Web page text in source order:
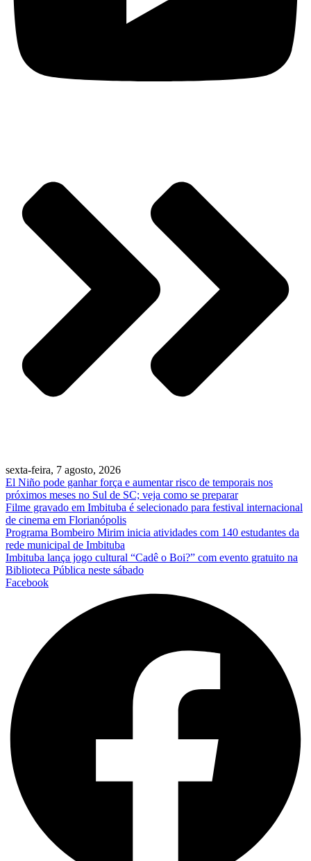
sexta-feira, 7 agosto, 2026
El Niño pode ganhar força e aumentar risco de temporais nos
próximos meses no Sul de SC; veja como se preparar
Filme gravado em Imbituba é selecionado para festival internacional
de cinema em Florianópolis
Programa Bombeiro Mirim inicia atividades com 140 estudantes da
rede municipal de Imbituba
Imbituba lança jogo cultural “Cadê o Boi?” com evento gratuito na
Biblioteca Pública neste sábado
Facebook